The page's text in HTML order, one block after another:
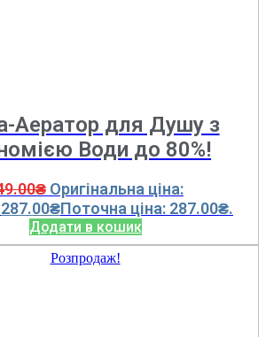
Аератор для Душу з
Води до 80%!
₴ Оригінальна ціна:
287.00₴Поточна ціна: 287.00₴.
Додати в кошик
Розпродаж!